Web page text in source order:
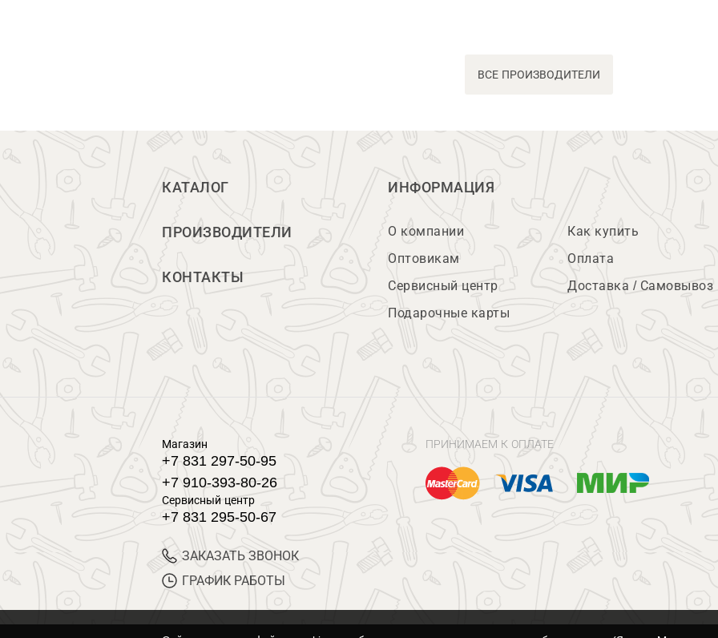
ВСЕ ПРОИЗВОДИТЕЛИ
КАТАЛОГ
ПРОИЗВОДИТЕЛИ
КОНТАКТЫ
ИНФОРМАЦИЯ
О компании
Оптовикам
Сервисный центр
Подарочные карты
Как купить
Оплата
Доставка / Самовывоз
Магазин
+7 831 297-50-95
+7 910-393-80-26
Сервисный центр
+7 831 295-50-67
ЗАКАЗАТЬ ЗВОНОК
ГРАФИК РАБОТЫ
ПРИНИМАЕМ К ОПЛАТЕ